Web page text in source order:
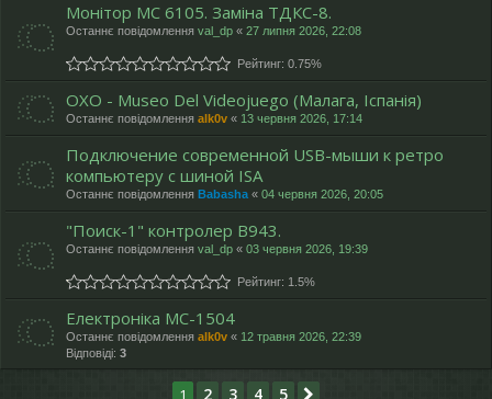
Монітор МС 6105. Заміна ТДКС-8.
Останнє повідомлення val_dp « 27 липня 2026, 22:08
Рейтинг: 0.75%
OXO - Museo Del Videojuego (Малага, Іспанія)
Останнє повідомлення alk0v « 13 червня 2026, 17:14
Подключение современной USB-мыши к ретро
компьютеру с шиной ISA
Останнє повідомлення Babasha « 04 червня 2026, 20:05
"Поиск-1" контролер В943.
Останнє повідомлення val_dp « 03 червня 2026, 19:39
Рейтинг: 1.5%
Електроніка МС-1504
Останнє повідомлення alk0v « 12 травня 2026, 22:39
Відповіді: 3
1 2 3 4 5